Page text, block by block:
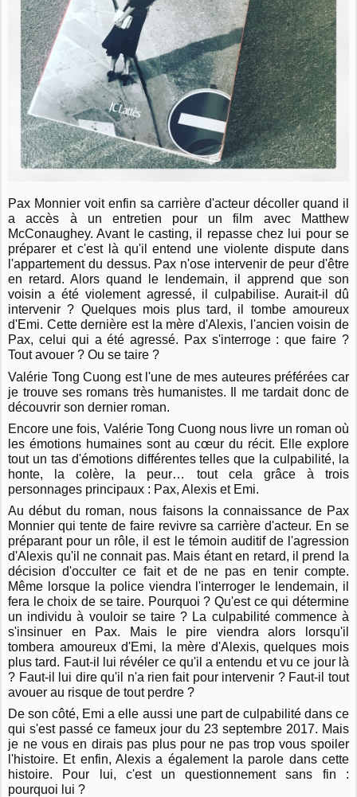
Pax Monnier voit enfin sa carrière d'acteur décoller quand il
a accès à un entretien pour un film avec Matthew
McConaughey. Avant le casting, il repasse chez lui pour se
préparer et c'est là qu'il entend une violente dispute dans
l'appartement du dessus. Pax n'ose intervenir de peur d'être
en retard. Alors quand le lendemain, il apprend que son
voisin a été violement agressé, il culpabilise. Aurait-il dû
intervenir ? Quelques mois plus tard, il tombe amoureux
d'Emi. Cette dernière est la mère d'Alexis, l'ancien voisin de
Pax, celui qui a été agressé. Pax s'interroge : que faire ?
Tout avouer ? Ou se taire ?
Valérie Tong Cuong est l'une de mes auteures préférées car
je trouve ses romans très humanistes. Il me tardait donc de
découvrir son dernier roman.
Encore une fois, Valérie Tong Cuong nous livre un roman où
les émotions humaines sont au cœur du récit. Elle explore
tout un tas d'émotions différentes telles que la culpabilité, la
honte, la colère, la peur… tout cela grâce à trois
personnages principaux : Pax, Alexis et Emi.
Au début du roman, nous faisons la connaissance de Pax
Monnier qui tente de faire revivre sa carrière d'acteur. En se
préparant pour un rôle, il est le témoin auditif de l'agression
d'Alexis qu'il ne connait pas. Mais étant en retard, il prend la
décision d'occulter ce fait et de ne pas en tenir compte.
Même lorsque la police viendra l'interroger le lendemain, il
fera le choix de se taire. Pourquoi ? Qu'est ce qui détermine
un individu à vouloir se taire ? La culpabilité commence à
s'insinuer en Pax. Mais le pire viendra alors lorsqu'il
tombera amoureux d'Emi, la mère d'Alexis, quelques mois
plus tard. Faut-il lui révéler ce qu'il a entendu et vu ce jour là
? Faut-il lui dire qu'il n'a rien fait pour intervenir ? Faut-il tout
avouer au risque de tout perdre ?
De son côté, Emi a elle aussi une part de culpabilité dans ce
qui s'est passé ce fameux jour du 23 septembre 2017. Mais
je ne vous en dirais pas plus pour ne pas trop vous spoiler
l'histoire. Et enfin, Alexis a également la parole dans cette
histoire. Pour lui, c'est un questionnement sans fin :
pourquoi lui ?